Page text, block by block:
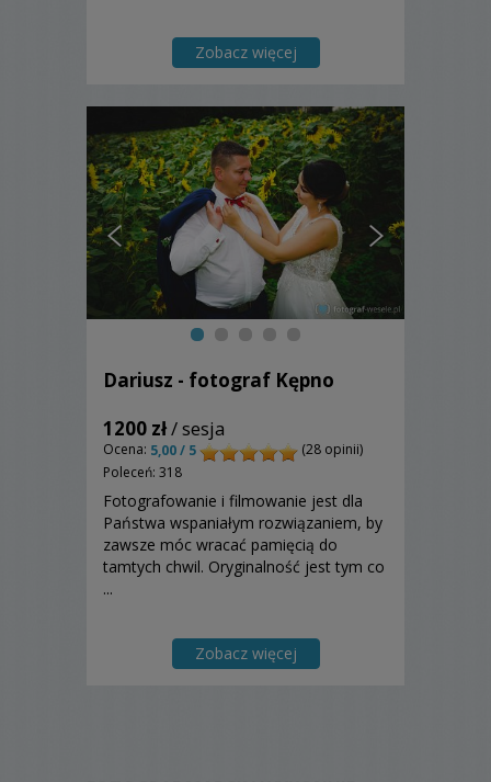
Zobacz więcej
Dariusz - fotograf Kępno
1200 zł/ sesja
Ocena: 5,00 / 5
(28 opinii)
Poleceń: 318
Fotografowanie i filmowanie jest dla
Państwa wspaniałym rozwiązaniem, by
zawsze móc wracać pamięcią do
tamtych chwil. Oryginalność jest tym co
...
Zobacz więcej